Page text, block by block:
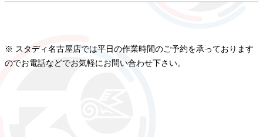
※ スタディ名古屋店では平日の作業時間のご予約を承っております
のでお電話などでお気軽にお問い合わせ下さい。